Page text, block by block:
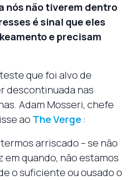
nós não tiverem dentro
é sinal que eles
e precisam
que foi alvo de
descontinuada nas
Adam Mosseri, chefe
ao The Verge:
arriscado – se não
em quando, não estamos
o suficiente ou ousado o